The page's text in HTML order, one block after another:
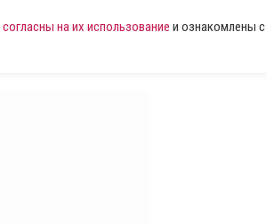
согласны на их использование и ознакомлены с